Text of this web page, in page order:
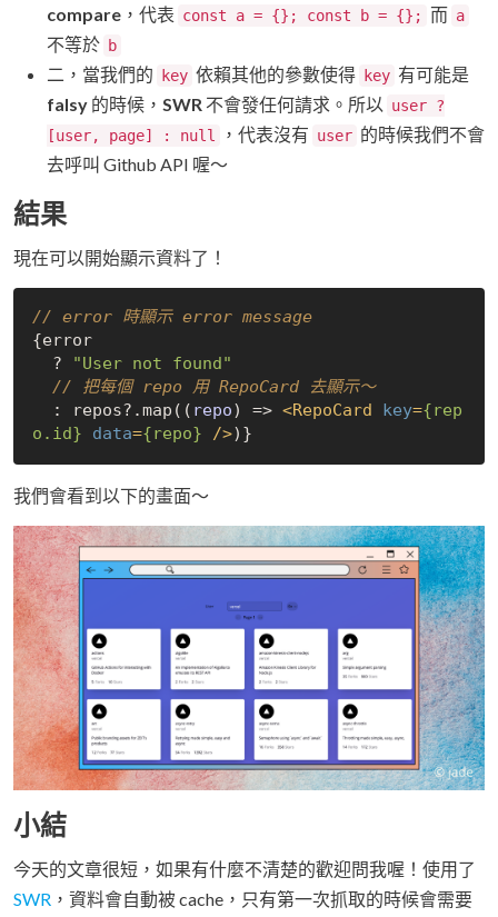
compare ，代表 const a = {}; const b = {}; 而 a
不等於 b
二，當我們的 key 依賴其他的參數使得 key 有可能是
falsy 的時候， SWR 不會發任何請求。所以 user ?
[user, page] : null
，代表沒有 user 的時候我們不會
去呼叫 Github API 喔～
結果
現在可以開始顯示資料了！
// error 時顯示 error message
{error
  ?
"User not found"
// 把每個 repo 用 RepoCard 去顯示～
  : repos?.map(
( repo) => <RepoCard key={rep
o.id}
data={repo} />
我們會看到以下的畫面～
小結
今天的文章很短，如果有什麼不清楚的歡迎問我喔！使用了
SWR ，資料會自動被 cache，只有第一次抓取的時候會需要